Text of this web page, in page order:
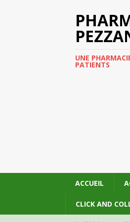
UNE
PATIENTS
ACCUEIL
CLICK AND